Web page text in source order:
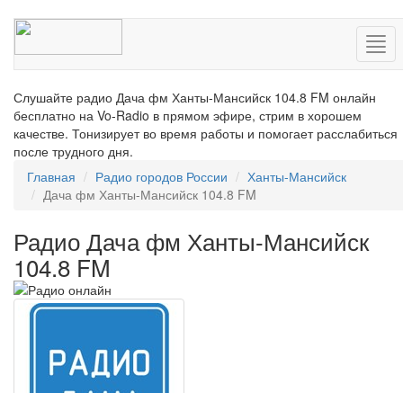
Слушайте радио Дача фм Ханты-Мансийск 104.8 FM онлайн
бесплатно на Vo-Radio в прямом эфире, стрим в хорошем
качестве. Тонизирует во время работы и помогает расслабиться
после трудного дня.
Главная
Радио городов России
Ханты-Мансийск
Дача фм Ханты-Мансийск 104.8 FM
Радио Дача фм Ханты-Мансийск
104.8 FM